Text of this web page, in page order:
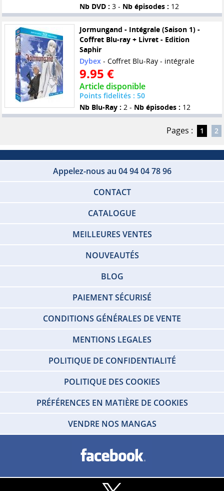
Nb DVD : 3 - Nb épisodes : 12
Jormungand - Intégrale (Saison 1) -
Coffret Blu-ray + Livret - Edition
Saphir
Dybex - Coffret Blu-Ray - intégrale
9.95 €
Article disponible
Points fidelités : 50
Nb Blu-Ray : 2 - Nb épisodes : 12
Pages : 1 2
Appelez-nous au 04 94 04 78 96
CONTACT
CATALOGUE
MEILLEURES VENTES
NOUVEAUTÉS
BLOG
PAIEMENT SÉCURISÉ
CONDITIONS GÉNÉRALES DE VENTE
MENTIONS LEGALES
POLITIQUE DE CONFIDENTIALITÉ
POLITIQUE DES COOKIES
PRÉFÉRENCES EN MATIÈRE DE COOKIES
VENDRE NOS MANGAS